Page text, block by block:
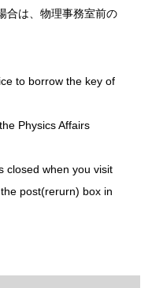
合は、物理事務室前の
to borrow the key of
Physics Affairs
closed when you visit
post(rerurn) box in